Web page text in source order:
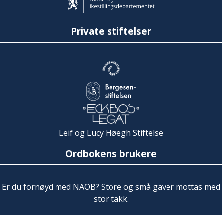
Private stiftelser
Leif og Lucy Høegh Stiftelse
Ordbokens brukere
Er du fornøyd med NAOB? Store og små gaver mottas med
stor takk.